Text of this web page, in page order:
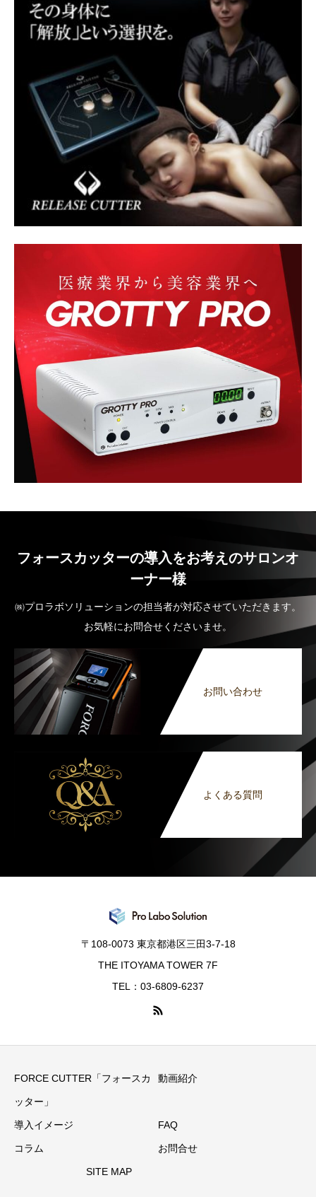
フォースカッターの導入をお考えのサロンオ
ーナー様
㈱プロラボソリューションの担当者が対応させていただきます。
お気軽にお問合せくださいませ。
お問い合わせ
よくある質問
〒108-0073 東京都港区三田3-7-18
THE ITOYAMA TOWER 7F
TEL：03-6809-6237
FORCE CUTTER「フォースカ
ッター」
動画紹介
導入イメージ FAQ
コラム お問合せ
SITE MAP